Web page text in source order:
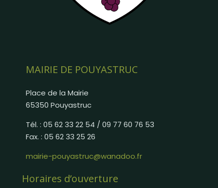
MAIRIE DE POUYASTRUC
Place de la Mairie
65350 Pouyastruc
Tél. : 05 62 33 22 54 / 09 77 60 76 53
Fax. : 05 62 33 25 26
mairie-pouyastruc@wanadoo.fr
Horaires d’ouverture